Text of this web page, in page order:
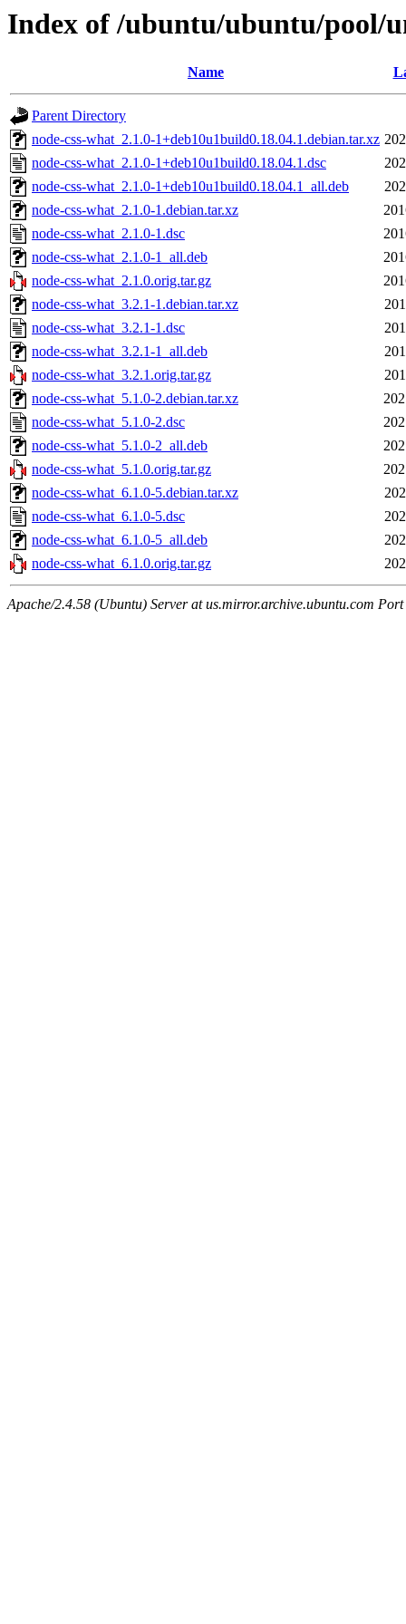
Index of /ubuntu/ubuntu/pool/
Name
Parent Directory
node-css-what_2.1.0-1+deb10u1build0.18.04.1.debian.tar.xz
node-css-what_2.1.0-1+deb10u1build0.18.04.1.dsc
node-css-what_2.1.0-1+deb10u1build0.18.04.1_all.deb
node-css-what_2.1.0-1.debian.tar.xz
node-css-what_2.1.0-1.dsc
node-css-what_2.1.0-1_all.deb
node-css-what_2.1.0.orig.tar.gz
node-css-what_3.2.1-1.debian.tar.xz
node-css-what_3.2.1-1.dsc
node-css-what_3.2.1-1_all.deb
node-css-what_3.2.1.orig.tar.gz
node-css-what_5.1.0-2.debian.tar.xz
node-css-what_5.1.0-2.dsc
node-css-what_5.1.0-2_all.deb
node-css-what_5.1.0.orig.tar.gz
node-css-what_6.1.0-5.debian.tar.xz
node-css-what_6.1.0-5.dsc
node-css-what_6.1.0-5_all.deb
node-css-what_6.1.0.orig.tar.gz
Apache/2.4.58 (Ubuntu) Server at us.mirror.archive.ubuntu.com Port